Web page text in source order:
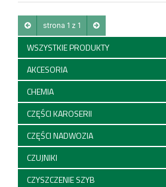
strona 1 z 1
WSZYSTKIE PRODUKTY
AKCESORIA
CHEMIA
CZĘŚCI KAROSERII
CZĘŚCI NADWOZIA
CZUJNIKI
CZYSZCZENIE SZYB